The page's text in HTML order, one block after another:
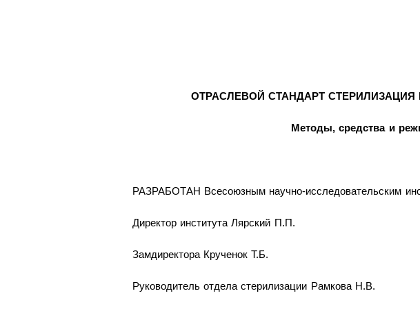
ОТРАСЛЕВОЙ СТАНДАРТ
Методы, средства и
РАЗРАБОТАН Всесоюзным научно-исследовательским
Директор института Лярский П.П.
Замдиректора Крученок Т.Б.
Руководитель отдела стерилизации Рамкова Н.В.